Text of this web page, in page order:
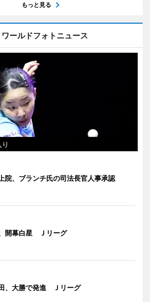
もっと見る
ワールドフォトニュース
院、ブランチ氏の司法長官人事承認
開幕白星 Ｊリーグ
、大勝で発進 Ｊリーグ